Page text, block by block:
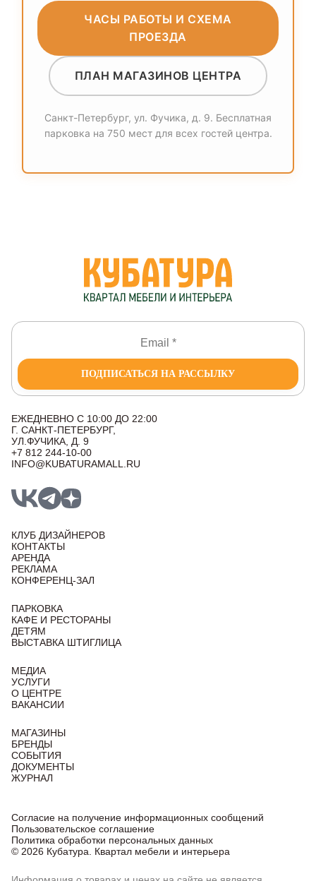
ЧАСЫ РАБОТЫ И СХЕМА
ПРОЕЗДА
ПЛАН МАГАЗИНОВ ЦЕНТРА
Санкт-Петербург, ул. Фучика, д. 9. Бесплатная
парковка на 750 мест для всех гостей центра.
ПОДПИСАТЬСЯ НА РАССЫЛКУ
ЕЖЕДНЕВНО С 10:00 ДО 22:00
Г. САНКТ-ПЕТЕРБУРГ,
УЛ.ФУЧИКА, Д. 9
+7 812 244-10-00
INFO@KUBATURAMALL.RU
КЛУБ ДИЗАЙНЕРОВ
КОНТАКТЫ
АРЕНДА
РЕКЛАМА
КОНФЕРЕНЦ-ЗАЛ
ПАРКОВКА
КАФЕ И РЕСТОРАНЫ
ДЕТЯМ
ВЫСТАВКА ШТИГЛИЦА
МЕДИА
УСЛУГИ
О ЦЕНТРЕ
ВАКАНСИИ
МАГАЗИНЫ
БРЕНДЫ
СОБЫТИЯ
ДОКУМЕНТЫ
ЖУРНАЛ
© 2026 Кубатура. Квартал мебели и интерьера
Согласие на получение информационных сообщений
Пользовательское соглашение
Политика обработки персональных данных